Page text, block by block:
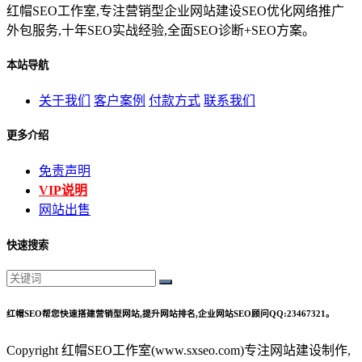
红帽SEO工作室,专注营销型企业网站建设SEO优化网络推广
外包服务,十年SEO实战经验,全面SEO诊断+SEO方案。
本站导航
关于我们 客户案例 付款方式 联系我们
更多介绍
免责声明
VIP说明
网站出售
快速搜索
红帽SEO帮您快速搭建营销型网站,提升网站排名,企业网站SEO顾问QQ:23467321。
Copyright 红帽SEO工作室(www.sxseo.com)专注网站建设制作,